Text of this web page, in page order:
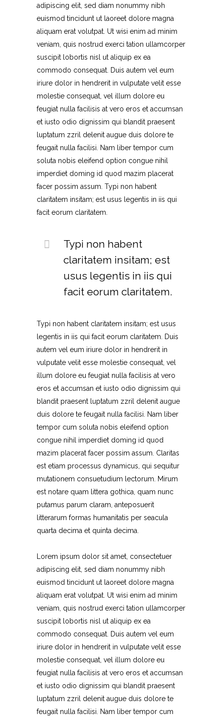
adipiscing elit, sed diam nonummy nibh
euismod tincidunt ut laoreet dolore magna
aliquam erat volutpat. Ut wisi enim ad minim
veniam, quis nostrud exerci tation ullamcorper
suscipit lobortis nisl ut aliquip ex ea
commodo consequat. Duis autem vel eum
iriure dolor in hendrerit in vulputate velit esse
molestie consequat, vel illum dolore eu
feugiat nulla facilisis at vero eros et accumsan
et iusto odio dignissim qui blandit praesent
luptatum zzril delenit augue duis dolore te
feugait nulla facilisi. Nam liber tempor cum
soluta nobis eleifend option congue nihil
imperdiet doming id quod mazim placerat
facer possim assum. Typi non habent
claritatem insitam; est usus legentis in iis qui
facit eorum claritatem.
Typi non habent
claritatem insitam; est
usus legentis in iis qui
facit eorum claritatem.
Typi non habent claritatem insitam; est usus
legentis in iis qui facit eorum claritatem. Duis
autem vel eum iriure dolor in hendrerit in
vulputate velit esse molestie consequat, vel
illum dolore eu feugiat nulla facilisis at vero
eros et accumsan et iusto odio dignissim qui
blandit praesent luptatum zzril delenit augue
duis dolore te feugait nulla facilisi. Nam liber
tempor cum soluta nobis eleifend option
congue nihil imperdiet doming id quod
mazim placerat facer possim assum. Claritas
est etiam processus dynamicus, qui sequitur
mutationem consuetudium lectorum. Mirum
est notare quam littera gothica, quam nunc
putamus parum claram, anteposuerit
litterarum formas humanitatis per seacula
quarta decima et quinta decima.
Lorem ipsum dolor sit amet, consectetuer
adipiscing elit, sed diam nonummy nibh
euismod tincidunt ut laoreet dolore magna
aliquam erat volutpat. Ut wisi enim ad minim
veniam, quis nostrud exerci tation ullamcorper
suscipit lobortis nisl ut aliquip ex ea
commodo consequat. Duis autem vel eum
iriure dolor in hendrerit in vulputate velit esse
molestie consequat, vel illum dolore eu
feugiat nulla facilisis at vero eros et accumsan
et iusto odio dignissim qui blandit praesent
luptatum zzril delenit augue duis dolore te
feugait nulla facilisi. Nam liber tempor cum